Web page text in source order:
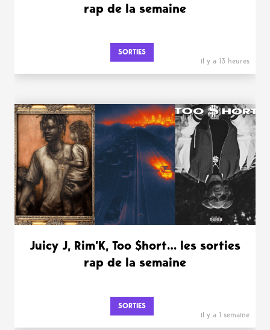
rap de la semaine
SORTIES
il y a 13 heures
Juicy J, Rim’K, Too $hort… les sorties
rap de la semaine
SORTIES
il y a 1 semaine